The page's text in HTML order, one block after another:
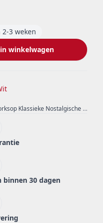
Wit met PVD Gouden Afwerking Keukenkraan met Keramische Handvat 1208967672
3 weken
winkelwagen
30 dagen